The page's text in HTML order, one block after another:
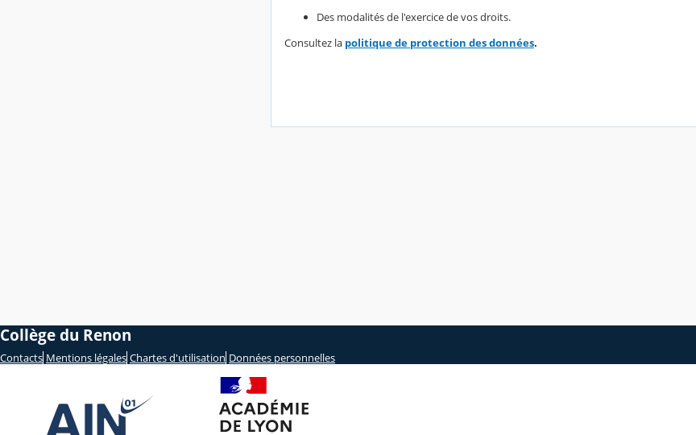
Des modalités de l'exercice de vos droits.
Consultez la politique de protection des données.
Collège du Renon
Contacts Mentions légales Chartes d'utilisation Données personnelles